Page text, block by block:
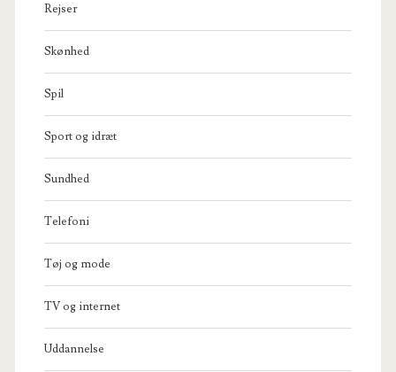
Rejser
Skønhed
Spil
Sport og idræt
Sundhed
Telefoni
Tøj og mode
TV og internet
Uddannelse